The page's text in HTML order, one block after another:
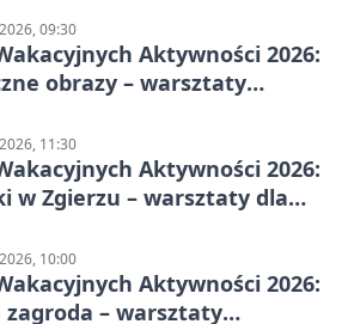
09:30
Aktywności 2026:
obrazy – warsztaty
11:30
Aktywności 2026:
w Zgierzu – warsztaty dla
10:00
Aktywności 2026:
zagroda – warsztaty